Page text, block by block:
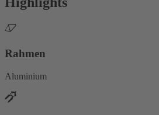
Rahmen
Aluminium